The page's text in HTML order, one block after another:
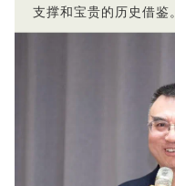
支撑和宝贵的历史借鉴。